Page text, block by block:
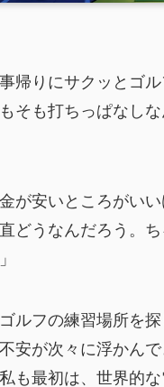
帰りにサクッとゴ
そも打ちっぱなし
金が安いところがい
どうなんだろう。
ルフの練習場所を探
安が次々に浮かんで
も最初は、世界的